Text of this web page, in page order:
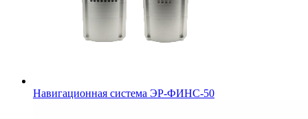
Навигационная система ЭР-ФИНС-50